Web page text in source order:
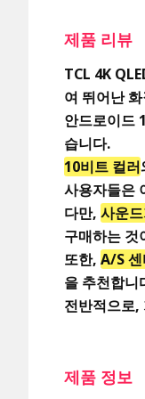
제품 리뷰
TCL 4K
여 뛰어난
안드로이드
습니다.
10비트 컬러
사용자들은
다만, 사운
구매하는 것
또한, A/S
을 추천합니
전반적으로,
제품 정보